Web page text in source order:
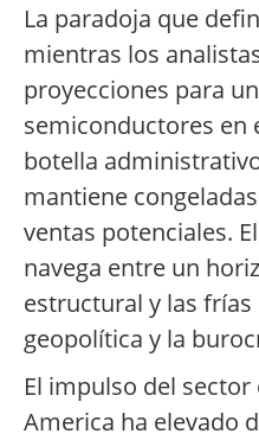
La paradoja que
mientras los
proyecciones para
semiconductores en
botella
mantiene
ventas potenciales.
navega entre un
estructural y las frías
geopolítica y la
El impulso del
America ha elevado